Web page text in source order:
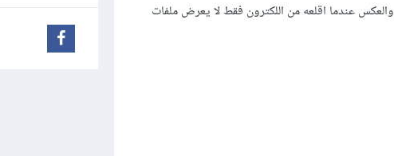
عندما اقلع التطبيق من المتصفح لايتعرف على ipcrendrer وipcmain والعكس عندما اقلعه من اللكترون فقط لا يعرض ملفات